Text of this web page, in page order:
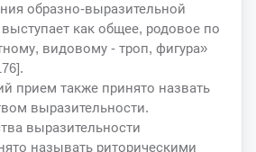
образно-выразительной
как общее, родовое по
видовому - троп, фигура»
прием также принято назвать
выразительности.
выразительности
называть риторическими